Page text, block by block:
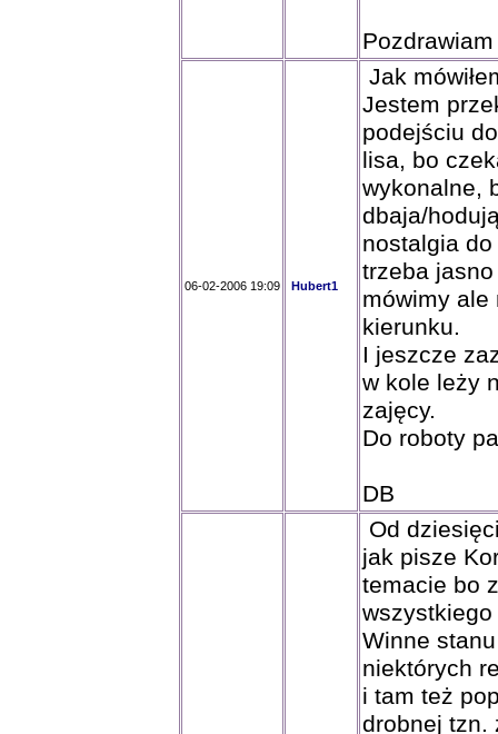
Pozdrawiam
06-02-2006 19:09 Hubert1
Jak
Jestem
podejściu
lisa, bo
wykonalne,
dbaja/
nostalgia
trzeba
mówimy ale
kierunku.
I jeszcze
w kole leży
zajęcy.
Do roboty
DB
Od
jak pisze
temacie bo
wszystkiego
Winne
niektórych
i tam też
drobnej tzn.